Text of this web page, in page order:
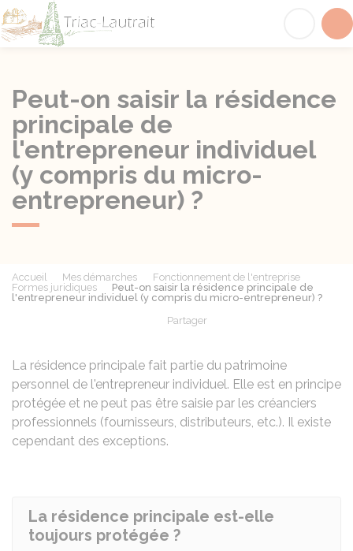
Peut-on saisir la résidence
principale de
l'entrepreneur individuel
(y compris du micro-
entrepreneur) ?
Accueil Mes démarches
Fonctionnement de l'entreprise
Formes juridiques
Peut-on saisir la résidence principale de
l'entrepreneur individuel (y compris du micro-entrepreneur) ?
Partager
La résidence principale fait partie du patrimoine
personnel de l'entrepreneur individuel. Elle est en principe
protégée et ne peut pas être saisie par les créanciers
professionnels (fournisseurs, distributeurs, etc.). Il existe
cependant des exceptions.
La résidence principale est-elle
toujours protégée ?